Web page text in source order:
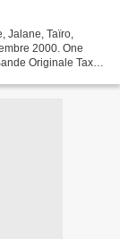
Jalane, Taïro,
2000. One
Originale Taxi 2